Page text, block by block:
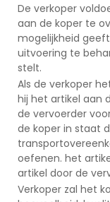
De verkoper
aan de koper te
mogelijkheid
uitvoering te
stelt.
Als de verkoper
hij het artikel aan
de vervoerder
de koper in staat
oefenen. het
artikel door de
Verkoper zal het